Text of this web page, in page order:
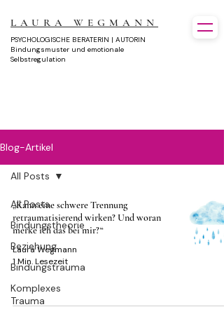
LAURA WEGMANN
PSYCHOLOGISCHE BERATERIN | AUTORIN
Bindungsmuster und emotionale
Selbstregulation
Blog-Artikel
All Posts
Bindungstheorie
Beziehung
Bindungstrauma
Komplexes
Trauma
All Posts
„Kann eine schwere Trennung
retraumatisierend wirken? Und woran
merke ich das bei mir?“
Laura Wegmann
1 Min. Lesezeit